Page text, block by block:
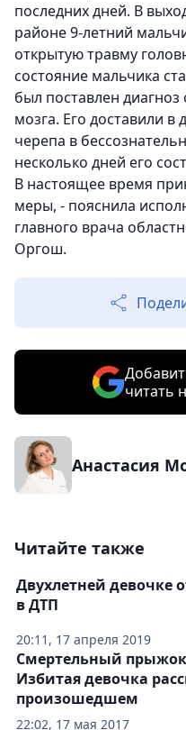
последних дней. В
районе 9-летний
открытую травму
состояние мальчика
был поставлен
мозга. Его доставили в
черепа в
несколько дней его
В настоящее время
меры, - пояснила
главного врача
Оргош.
читать
Анастасия
Читайте также
20:11, 17 апреля 2019
Двухлетней девочке
в ДТП
22:02, 17 мая 2017
Смертельный
Избитая девочка
произошедшем